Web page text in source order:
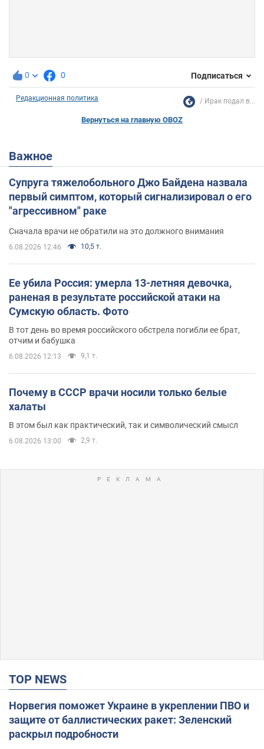
0 0 Подписаться
Редакционная политика Ирак подал в...
Вернуться на главную OBOZ
Важное
Супруга тяжелобольного Джо Байдена назвала
первый симптом, который сигнализировал о его
"агрессивном" раке
Сначала врачи не обратили на это должного внимания
6.08.2026 12:46 10,5 т.
Ее убила Россия: умерла 13-летняя девочка,
раненая в результате российской атаки на
Сумскую область. Фото
В тот день во время российского обстрела погибли ее брат,
отчим и бабушка
6.08.2026 12:13 9,1 т.
Почему в СССР врачи носили только белые
халаты
В этом был как практический, так и символический смысл
6.08.2026 13:00 2,9 т.
TOP NEWS
Норвегия поможет Украине в укреплении ПВО и
защите от баллистических ракет: Зеленский
раскрыл подробности